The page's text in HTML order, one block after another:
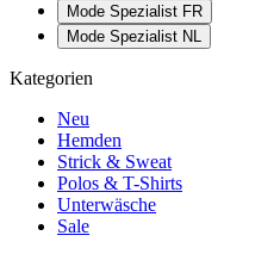
Mode Spezialist FR
Mode Spezialist NL
Kategorien
Neu
Hemden
Strick & Sweat
Polos & T-Shirts
Unterwäsche
Sale